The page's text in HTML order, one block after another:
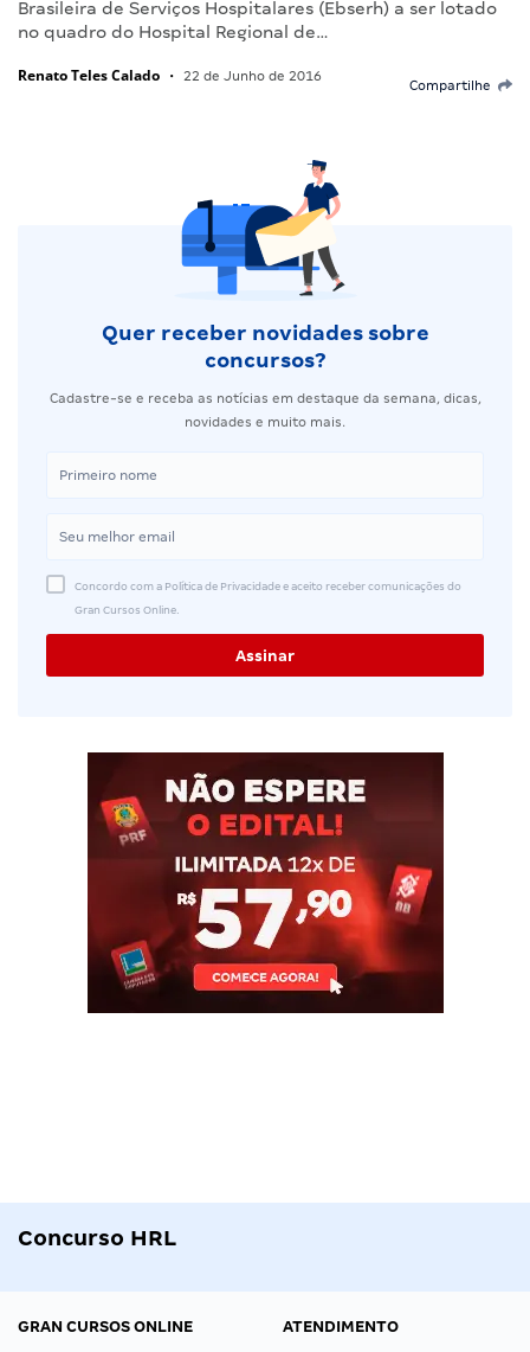
Brasileira de Serviços Hospitalares (Ebserh) a ser lotado
no quadro do Hospital Regional de…
Renato Teles Calado • 22 de Junho de 2016
Compartilhe
Quer receber novidades sobre
concursos?
Cadastre-se e receba as notícias em destaque da semana, dicas,
novidades e muito mais.
Concordo com a Política de Privacidade e aceito receber comunicações do
Gran Cursos Online.
Concurso HRL
GRAN CURSOS ONLINE
ATENDIMENTO